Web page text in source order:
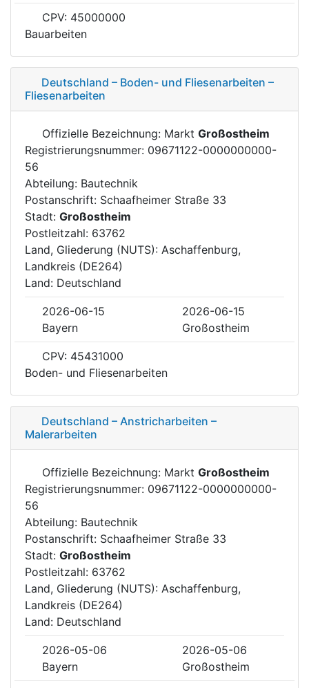
CPV: 45000000
Bauarbeiten
Deutschland – Boden- und Fliesenarbeiten –
Fliesenarbeiten
Offizielle Bezeichnung: Markt Großostheim
Registrierungsnummer: 09671122-0000000000-
56
Abteilung: Bautechnik
Postanschrift: Schaafheimer Straße 33
Stadt: Großostheim
Postleitzahl: 63762
Land, Gliederung (NUTS): Aschaffenburg,
Landkreis (DE264)
Land: Deutschland
2026-06-15
2026-06-15
Bayern
Großostheim
CPV: 45431000
Boden- und Fliesenarbeiten
Deutschland – Anstricharbeiten –
Malerarbeiten
Offizielle Bezeichnung: Markt Großostheim
Registrierungsnummer: 09671122-0000000000-
56
Abteilung: Bautechnik
Postanschrift: Schaafheimer Straße 33
Stadt: Großostheim
Postleitzahl: 63762
Land, Gliederung (NUTS): Aschaffenburg,
Landkreis (DE264)
Land: Deutschland
2026-05-06
2026-05-06
Bayern
Großostheim